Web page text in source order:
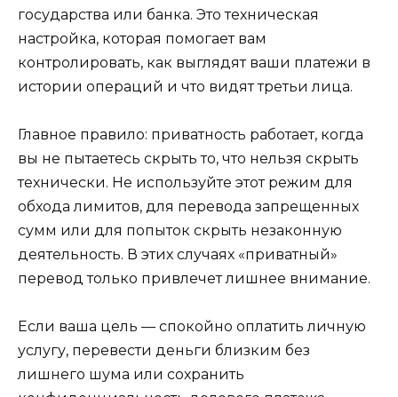
государства или банка. Это техническая
настройка, которая помогает вам
контролировать, как выглядят ваши платежи в
истории операций и что видят третьи лица.
Главное правило: приватность работает, когда
вы не пытаетесь скрыть то, что нельзя скрыть
технически. Не используйте этот режим для
обхода лимитов, для перевода запрещенных
сумм или для попыток скрыть незаконную
деятельность. В этих случаях «приватный»
перевод только привлечет лишнее внимание.
Если ваша цель — спокойно оплатить личную
услугу, перевести деньги близким без
лишнего шума или сохранить